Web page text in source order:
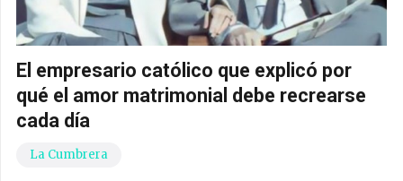
El empresario católico que explicó por
qué el amor matrimonial debe recrearse
cada día
La Cumbrera